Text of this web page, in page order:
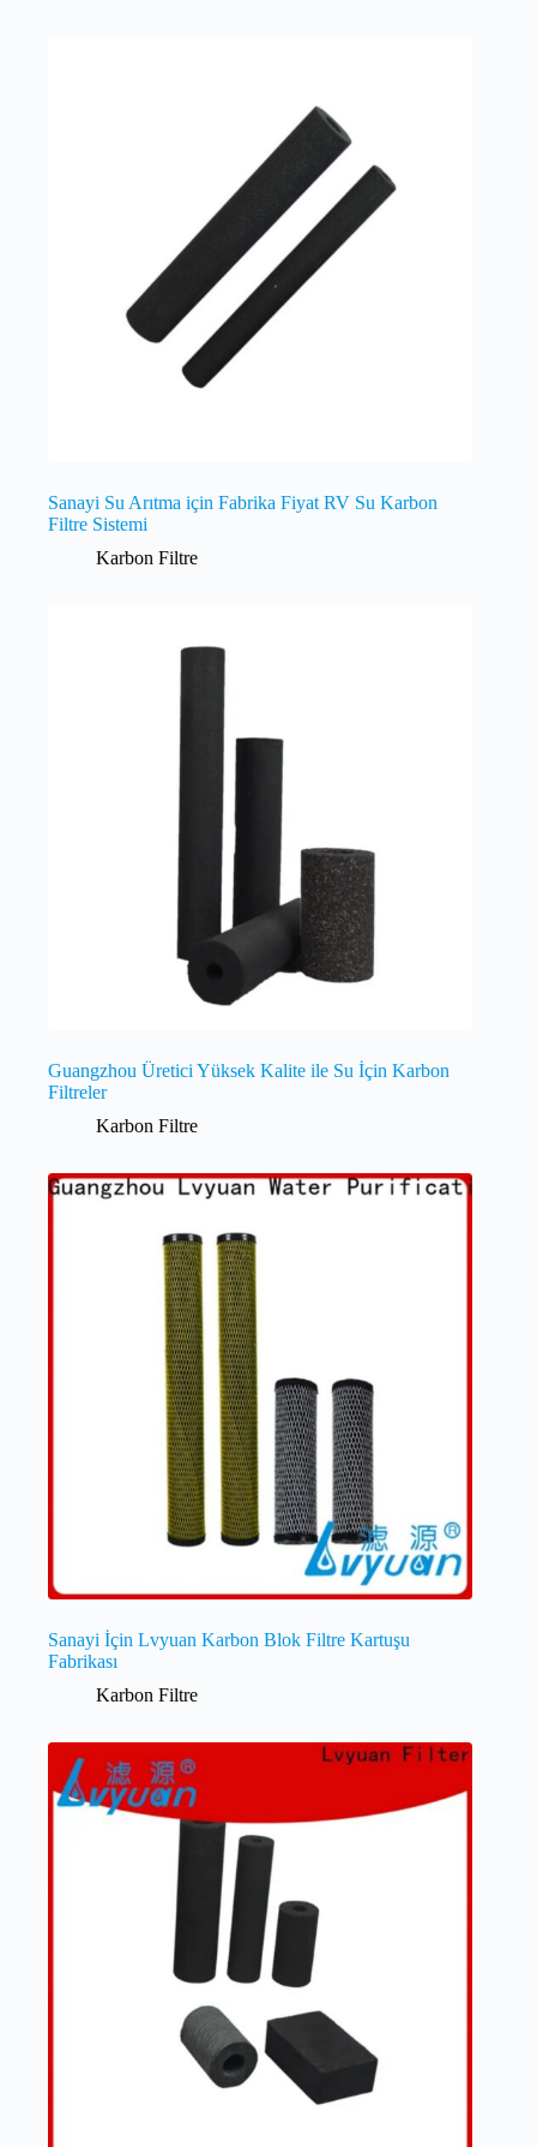
Sanayi Su Arıtma için Fabrika Fiyat RV Su Karbon
Filtre Sistemi
Karbon Filtre
Guangzhou Üretici Yüksek Kalite ile Su İçin Karbon
Filtreler
Karbon Filtre
Sanayi İçin Lvyuan Karbon Blok Filtre Kartuşu
Fabrikası
Karbon Filtre